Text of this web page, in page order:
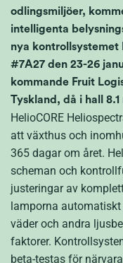
odlingsmiljöer,
intelligenta
nya kontrollsystemet
#7A27 den 23-26
kommande Fruit
Tyskland, då i hall
HelioCORE
att växthus och
365 dagar om året.
scheman och
justeringar av
lamporna
väder och andra
faktorer.
beta-testas för